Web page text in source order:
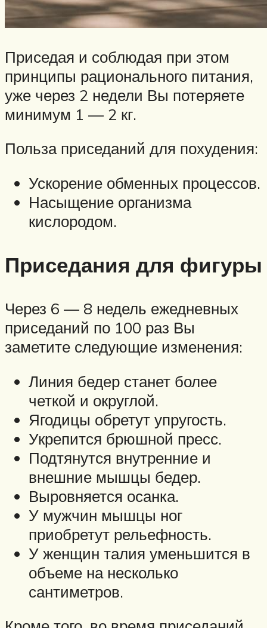
Приседая и соблюдая при этом
принципы рационального питания,
уже через 2 недели Вы потеряете
минимум 1 — 2 кг.
Польза приседаний для похудения:
Ускорение обменных процессов.
Насыщение организма
кислородом.
Приседания для фигуры
Через 6 — 8 недель ежедневных
приседаний по 100 раз Вы
заметите следующие изменения:
Линия бедер станет более
четкой и округлой.
Ягодицы обретут упругость.
Укрепится брюшной пресс.
Подтянутся внутренние и
внешние мышцы бедер.
Выровняется осанка.
У мужчин мышцы ног
приобретут рельефность.
У женщин талия уменьшится в
объеме на несколько
сантиметров.